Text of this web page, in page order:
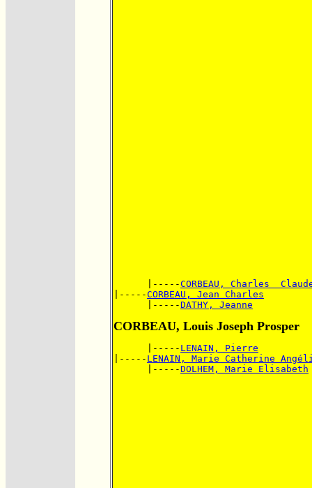
      |-----
CORBEAU, Charles
|-----CORBEAU, Jean Charles
      |-----
DATHY, Jeanne
CORBEAU, Louis Joseph Prosper
      |-----
LENAIN, Pierre
|----- LENAIN, Marie Catherine
      |-----
DOLHEM, Marie Elisabeth